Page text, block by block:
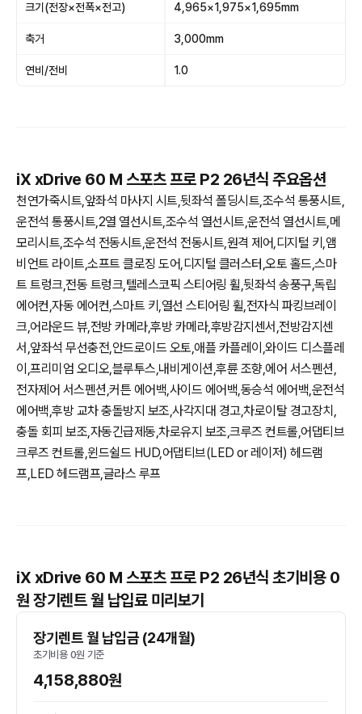
크기(전장×전폭×전고) 4,965×1,975×1,695mm
축거 3,000mm
연비/전비 1.0
iX xDrive 60 M 스포츠 프로 P2 26년식 주요옵션
천연가죽시트,앞좌석 마사지 시트,뒷좌석 폴딩시트,조수석 통풍시트,
운전석 통풍시트,2열 열선시트,조수석 열선시트,운전석 열선시트,메
모리시트,조수석 전동시트,운전석 전동시트,원격 제어,디지털 키,앰
비언트 라이트,소프트 클로징 도어,디지털 클러스터,오토 홀드,스마
트 트렁크,전동 트렁크,텔레스코픽 스티어링 휠,뒷좌석 송풍구,독립
에어컨,자동 에어컨,스마트 키,열선 스티어링 휠,전자식 파킹브레이
크,어라운드 뷰,전방 카메라,후방 카메라,후방감지센서,전방감지센
서,앞좌석 무선충전,안드로이드 오토,애플 카플레이,와이드 디스플레
이,프리미엄 오디오,블루투스,내비게이션,후륜 조향,에어 서스펜션,
전자제어 서스펜션,커튼 에어백,사이드 에어백,동승석 에어백,운전석
에어백,후방 교차 충돌방지 보조,사각지대 경고,차로이탈 경고장치,
충돌 회피 보조,자동긴급제동,차로유지 보조,크루즈 컨트롤,어댑티브
크루즈 컨트롤,윈드쉴드 HUD,어댑티브(LED or 레이저) 헤드램
프,LED 헤드램프,글라스 루프
iX xDrive 60 M 스포츠 프로 P2 26년식 초기비용 0
원 장기렌트 월 납입료 미리보기
장기렌트 월 납입금 (24개월)
초기비용 0원 기준
4,158,880원